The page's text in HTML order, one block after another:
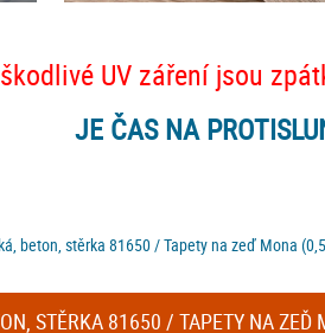
UV záření jsou
JE ČAS NA
beton, stěrka 81650 / Tapety na zeď Mona
STĚRKA 81650 / TAPETY NA